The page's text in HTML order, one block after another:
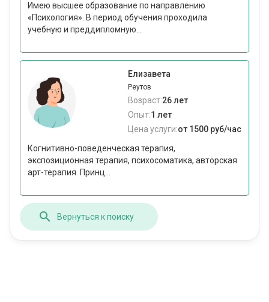
Имею высшее образование по направлению
«Психология». В период обучения проходила
учебную и преддипломную...
Елизавета
Реутов
Возраст:26 лет
Опыт:1 лет
Цена услуги:от 1500 руб/час
Когнитивно-поведенческая терапия,
экспозиционная терапия, психосоматика, авторская
арт-терапия. Принц...
Вернуться к поиску